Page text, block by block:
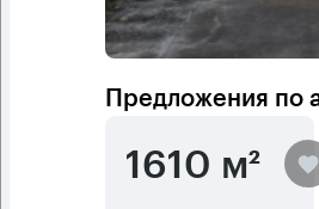
Предложения по
1610 м²